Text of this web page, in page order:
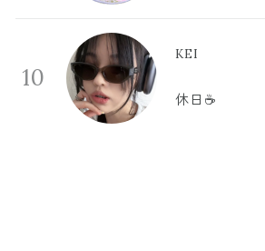
10
KEI
休日☕️